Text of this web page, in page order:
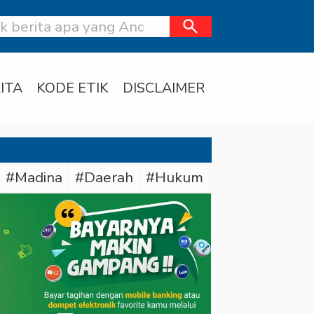
search
KODE ETIK DISCLAIMER
#Madina #Daerah #Hukum